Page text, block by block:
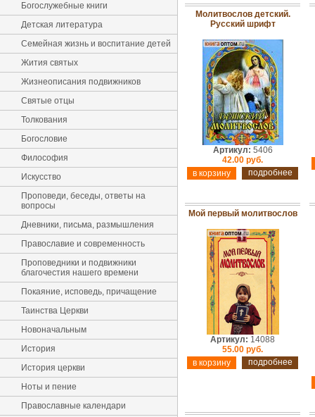
Богослужебные книги
Детская литература
Семейная жизнь и воспитание детей
Жития святых
Жизнеописания подвижников
Святые отцы
Толкования
Богословие
Философия
Искусство
Проповеди, беседы, ответы на
вопросы
Дневники, письма, размышления
Православие и современность
Проповедники и подвижники
благочестия нашего времени
Покаяние, исповедь, причащение
Таинства Церкви
Новоначальным
История
История церкви
Ноты и пение
Православные календари
Молитвослов детский.
Русский шрифт
Артикул: 5406
42.00 руб.
подробнее
Мой первый молитвослов
Артикул: 14088
55.00 руб.
подробнее